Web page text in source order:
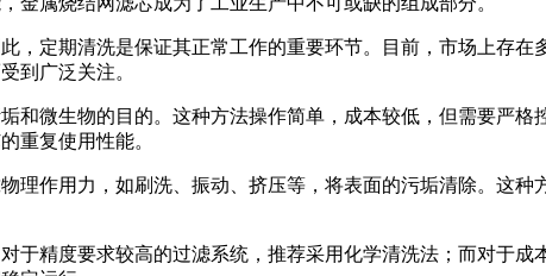
，定期清洗是保证其正常工作的重要环节。目前，市场上存在
到广泛关注。
微生物的目的。这种方法操作简单，成本较低，但需要严格
重复使用性能。
理作用力，如刷洗、振动、挤压等，将表面的污垢清除。这种
精度要求较高的过滤系统，推荐采用化学清洗法；而对于成